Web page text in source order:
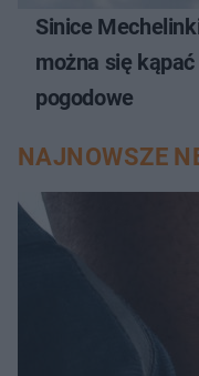
Sinice
można się
pogodowe
NAJNOWSZE